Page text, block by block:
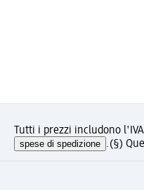
Tutti i prezzi includono
spese di spedizione .(§)